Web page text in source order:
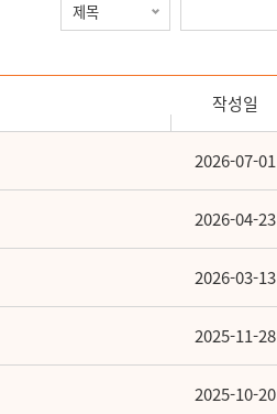
작성일
2026-07-01
2026-04-23
2026-03-13
2025-11-28
2025-10-20